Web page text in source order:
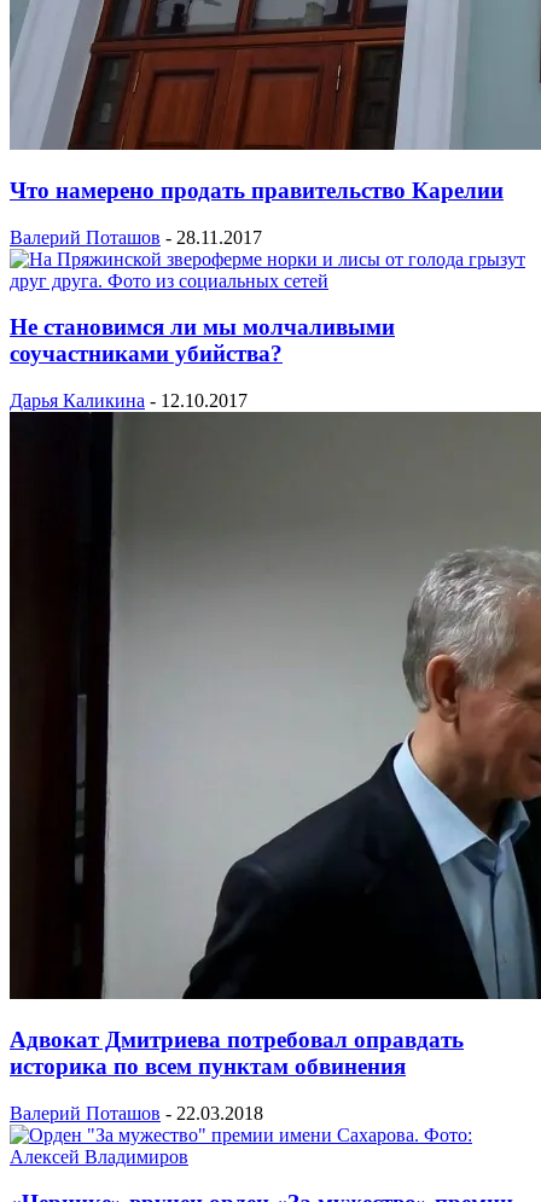
Что намерено продать правительство Карелии
Валерий Поташов - 28.11.2017
Не становимся ли мы молчаливыми
соучастниками убийства?
Дарья Каликина - 12.10.2017
Адвокат Дмитриева потребовал оправдать
историка по всем пунктам обвинения
Валерий Поташов - 22.03.2018